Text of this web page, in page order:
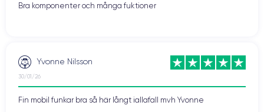
Bra komponenter och många fuktioner
Yvonne Nilsson
30/01/26
Fin mobil funkar bra så här långt iallafall mvh Yvonne